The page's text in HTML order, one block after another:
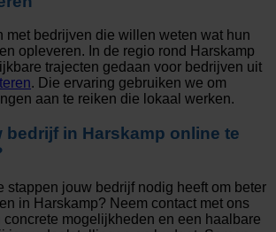
met bedrijven die willen weten wat hun
opleveren. In de regio rond Harskamp
trajecten gedaan voor bedrijven uit
. Die ervaring gebruiken we om
aan te reiken die lokaal werken.
bedrijf in Harskamp online te
stappen jouw bedrijf nodig heeft om beter
in Harskamp? Neem contact met ons
concrete mogelijkheden en een haalbare